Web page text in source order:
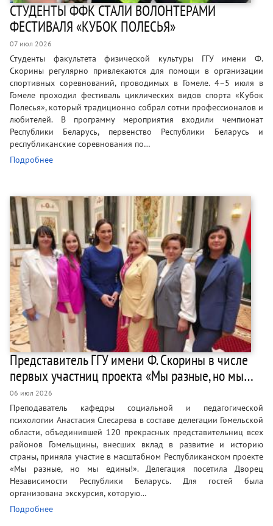
СТУДЕНТЫ ФФК СТАЛИ ВОЛОНТЕРАМИ
ФЕСТИВАЛЯ «КУБОК ПОЛЕСЬЯ»
07 июл 2026
Студенты факультета физической культуры ГГУ имени Ф.
Скорины регулярно привлекаются для помощи в организации
спортивных соревнований, проводимых в Гомеле. 4–5 июля в
Гомеле проходил фестиваль циклических видов спорта «Кубок
Полесья», который традиционно собрал сотни профессионалов и
любителей. В программу мероприятия входили чемпионат
Республики Беларусь, первенство Республики Беларусь и
республиканские соревнования по…
Подробнее
Представитель ГГУ имени Ф. Скорины в числе
первых участниц проекта «Мы разные, но мы…
06 июл 2026
Преподаватель кафедры социальной и педагогической
психологии Анастасия Слесарева в составе делегации Гомельской
области, объединившей 120 прекрасных представительниц всех
районов Гомельщины, внесших вклад в развитие и историю
страны, приняла участие в масштабном Республиканском проекте
«Мы разные, но мы едины!». Делегация посетила Дворец
Независимости Республики Беларусь. Для гостей была
организована экскурсия, которую…
Подробнее